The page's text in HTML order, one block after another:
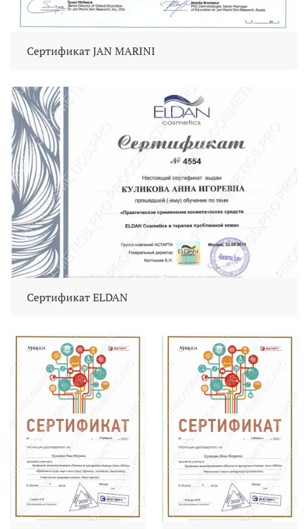
Сертификат JAN MARINI
Сертификат ELDAN